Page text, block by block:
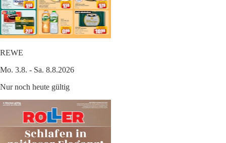
REWE
Mo. 3.8. - Sa. 8.8.2026
Nur noch heute gültig